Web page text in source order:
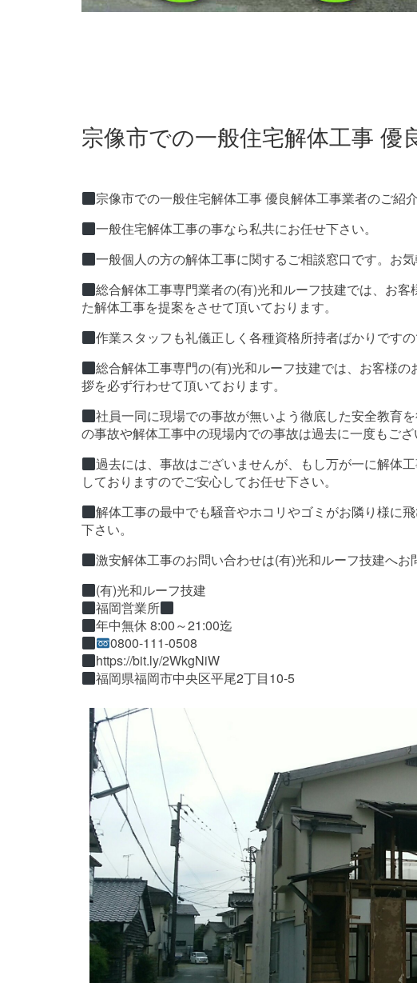
宗像市での一般住宅解体工事 優
宗像市での一般住宅解体工事 優良解体工事業者のご紹介
一般住宅解体工事の事なら私共にお任せ下さい。
一般個人の方の解体工事に関するご相談窓口です。お気
総合解体工事専門業者の(有)光和ルーフ技建では、お
た解体工事を提案をさせて頂いております。
作業スタッフも礼儀正しく各種資格所持者ばかりですの
総合解体工事専門の(有)光和ルーフ技建では、お客様
拶を必ず行わせて頂いております。
社員一同に現場での事故が無いよう徹底した安全教育
の事故や解体工事中の現場内での事故は過去に一度もご
過去には、事故はございませんが、もし万が一に解体
しておりますのでご安心してお任せ下さい。
解体工事の最中でも騒音やホコリやゴミがお隣り様に
下さい。
激安解体工事のお問い合わせは(有)光和ルーフ技建へお
(有)光和ルーフ技建
福岡営業所
年中無休 8:00～21:00迄
0800-111-0508
https://bit.ly/2WkgNiW
福岡県福岡市中央区平尾2丁目10-5